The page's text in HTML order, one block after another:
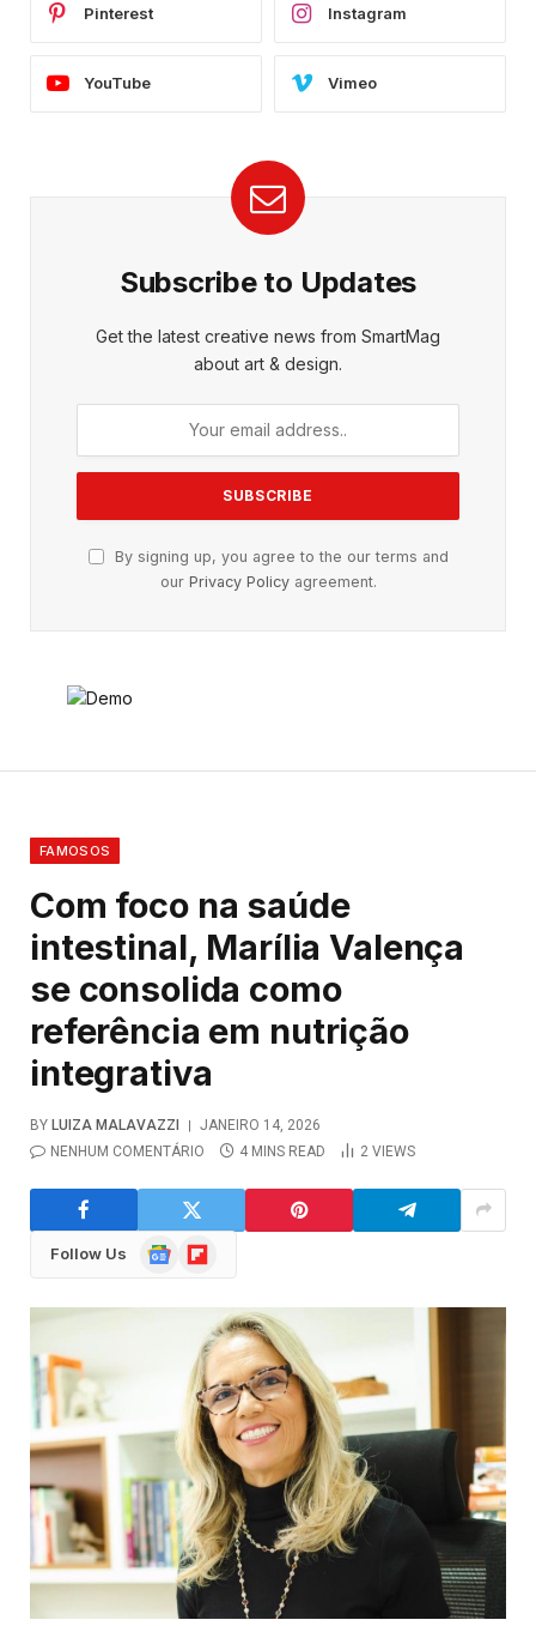
Pinterest Instagram
YouTube Vimeo
Subscribe to Updates
Get the latest creative news from SmartMag
about art & design.
By signing up, you agree to the our terms and
our Privacy Policyagreement.
FAMOSOS
Com foco na saúde
intestinal, Marília Valença
se consolida como
referência em nutrição
integrativa
BY LUIZA MALAVAZZI
JANEIRO 14, 2026
NENHUM COMENTÁRIO
4 MINS READ 2 VIEWS
Follow Us
GoogleFlipboard